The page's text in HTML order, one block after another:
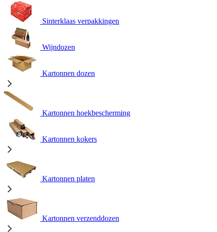
Sinterklaas verpakkingen
Wijndozen
Kartonnen dozen
Kartonnen hoekbescherming
Kartonnen kokers
Kartonnen platen
Kartonnen verzenddozen